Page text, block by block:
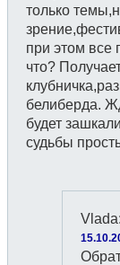
только
при этом все
что?
белиберда.
будет
судьбы
Vlada: